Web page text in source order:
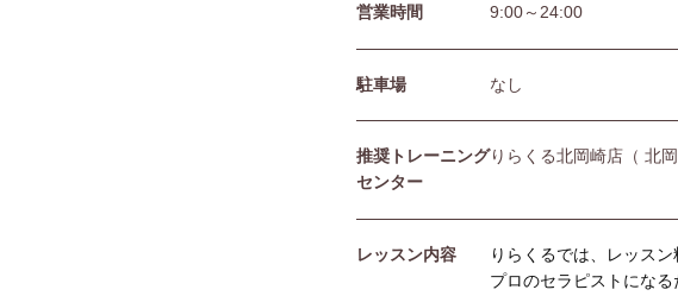
営業時間 9:00～24:00
駐⾞場 なし
推奨トレーニング
センター
りらくる北岡崎店（ 北
レッスン内容
りらくるでは、レッス
プロのセラピストにな